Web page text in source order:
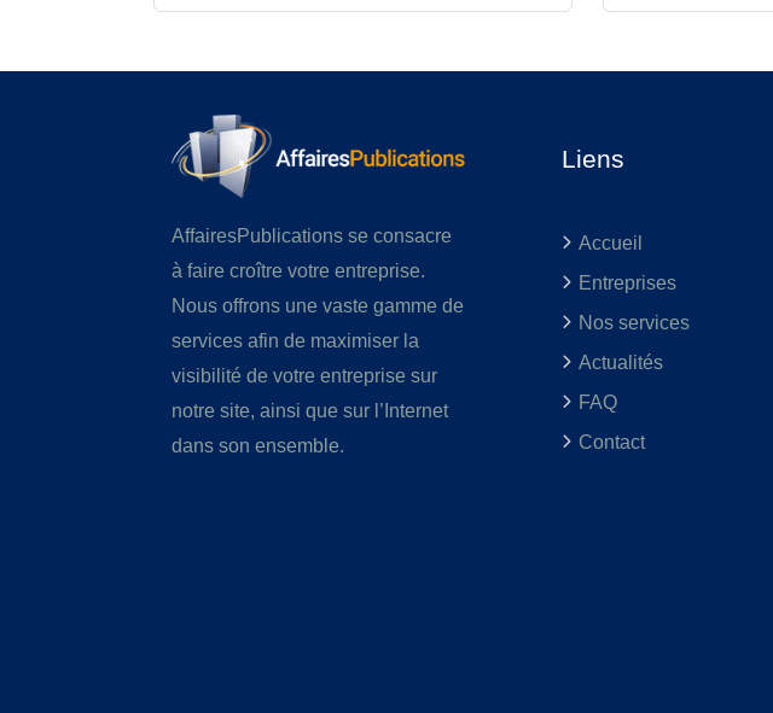
AffairesPublications se consacre
à faire croître votre entreprise.
Nous offrons une vaste gamme de
services afin de maximiser la
visibilité de votre entreprise sur
notre site, ainsi que sur l’Internet
dans son ensemble.
Liens
Accueil
Entreprises
Nos services
Actualités
FAQ
Contact